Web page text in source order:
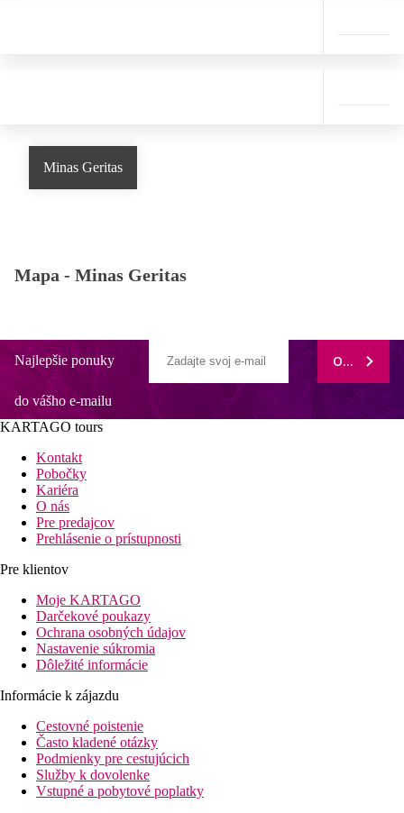
Minas Geritas
Mapa - Minas Geritas
Najlepšie ponuky
do vášho e-mailu
ODOBERAŤ
KARTAGO tours
Kontakt
Pobočky
Kariéra
O nás
Pre predajcov
Prehlásenie o prístupnosti
Pre klientov
Moje KARTAGO
Darčekové poukazy
Ochrana osobných údajov
Nastavenie súkromia
Dôležité informácie
Informácie k zájazdu
Cestovné poistenie
Často kladené otázky
Podmienky pre cestujúcich
Služby k dovolenke
Vstupné a pobytové poplatky